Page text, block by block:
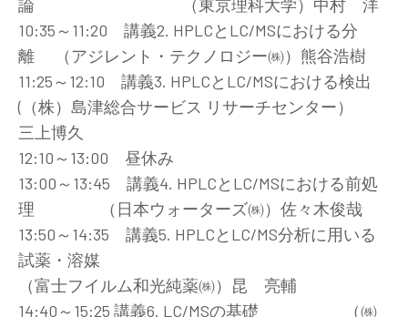
論 （東京理科大学）中村 洋
10:35～11:20 講義2. HPLCとLC/MSにおける分
離 （アジレント・テクノロジー㈱）熊谷浩樹
11:25～12:10 講義3. HPLCとLC/MSにおける検出
(（株）島津総合サービス リサーチセンター）
三上博久
12:10～13:00 昼休み
13:00～13:45 講義4. HPLCとLC/MSにおける前処
理 （日本ウォーターズ㈱）佐々木俊哉
13:50～14:35 講義5. HPLCとLC/MS分析に用いる
試薬・溶媒
（富士フイルム和光純薬㈱）昆 亮輔
14:40～15:25 講義6. LC/MSの基礎 （㈱